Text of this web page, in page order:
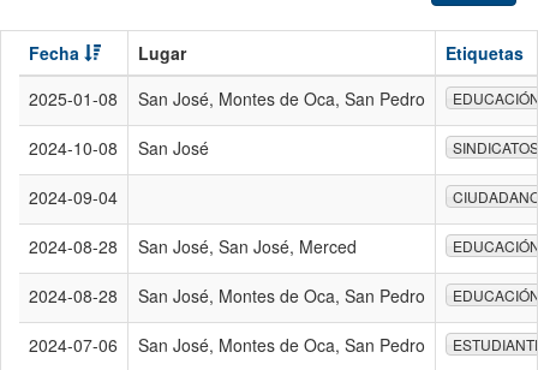
Fecha Lugar
Etiquetas
2025-01-08
San José, Montes de Oca, San Pedro
2024-10-08 San José SINDICATOS
2024-09-04
2024-08-28 San José, San José, Merced
2024-08-28 San José, Montes de Oca, San Pedro
2024-07-06 San José, Montes de Oca, San Pedro